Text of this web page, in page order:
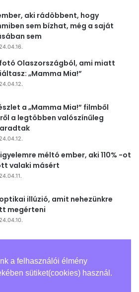
aki rádöbbent, hogy
sem bízhat, még a saját
sem
fotó Olaszországból, ami miatt
„Mamma Mia!”
a „Mamma Mia!” filmből
a legtöbben valószínűleg
méltó ember, aki 110% -ot
valaki másért
optikai illúzió, amit nehezünkre
megérteni
a felhasználói élmény
sütiket(cookies) használ.